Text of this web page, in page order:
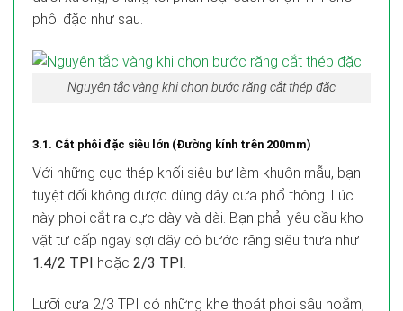
phôi đặc như sau.
Nguyên tắc vàng khi chọn bước răng cắt thép đặc
3.1. Cắt phôi đặc siêu lớn (Đường kính trên 200mm)
Với những cục thép khối siêu bự làm khuôn mẫu, bạn
tuyệt đối không được dùng dây cưa phổ thông. Lúc
này phoi cắt ra cực dày và dài. Bạn phải yêu cầu kho
vật tư cấp ngay sợi dây có bước răng siêu thưa như
1.4/2 TPI
hoặc 2/3 TPI .
Lưỡi cưa 2/3 TPI có những khe thoát phoi sâu hoắm,